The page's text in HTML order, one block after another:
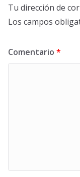
Tu dirección de
Los campos
Comentario *